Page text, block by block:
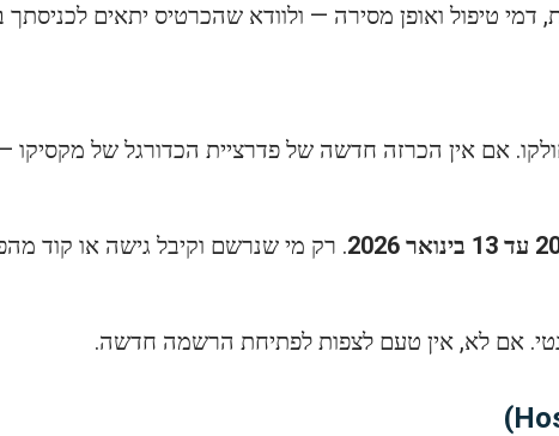
טיפול ואופן מסירה — ולוודא שהכרטיס יתאים לכניסתך
אם אין הכרזה חדשה של פדרציית הכדורגל של מקסיקו
. רק מי שנרשם וקיבל גישה או קוד
אם לא, אין טעם לצפות לפתיחת הרשמה חדשה.